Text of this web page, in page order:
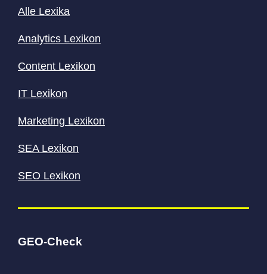
Alle Lexika
Analytics Lexikon
Content Lexikon
IT Lexikon
Marketing Lexikon
SEA Lexikon
SEO Lexikon
GEO-Check